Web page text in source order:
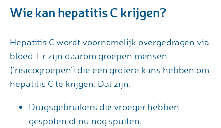
Wie kan hepatitis C krijgen?
Hepatitis C wordt voornamelijk overgedragen via
bloed. Er zijn daarom groepen mensen
(‘risicogroepen’) die een grotere kans hebben om
hepatitis C te krijgen. Dat zijn:
Drugsgebruikers die vroeger hebben
gespoten of nu nog spuiten;